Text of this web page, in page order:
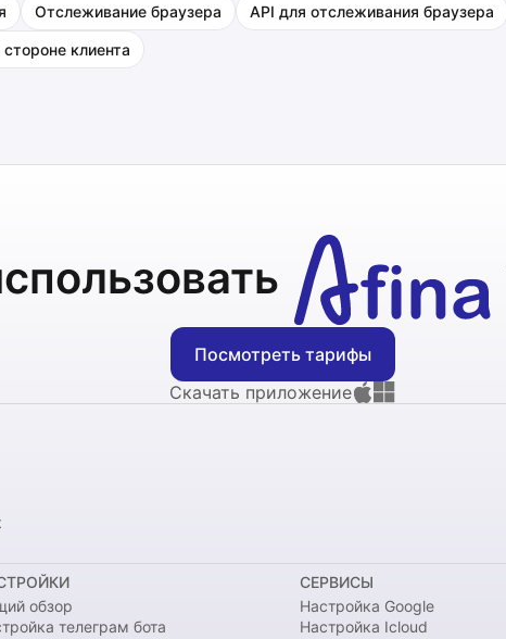
Отслеживание браузера API для отслеживания браузера
клиента
Посмотреть тарифы
Скачать приложение
обзор
телеграм бота
СЕРВИСЫ
Настройка Google
Настройка Icloud